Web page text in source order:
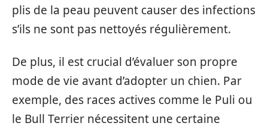
plis de la peau peuvent causer des infections
s’ils ne sont pas nettoyés régulièrement.
De plus, il est crucial d’évaluer son propre
mode de vie avant d’adopter un chien. Par
exemple, des races actives comme le Puli ou
le Bull Terrier nécessitent une certaine